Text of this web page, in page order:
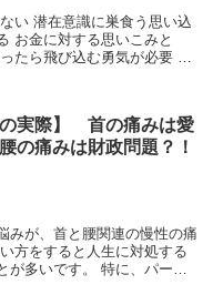
い 潜在意識に巣食う思い込
お金に対する思いこみと
たら飛び込む勇気が必要 人
の実際】 首の痛みは愛
の痛みは財政問題？！
みが、首と腰関連の慢性の痛
方をすると人生に対処する
多いです。 特に、パート